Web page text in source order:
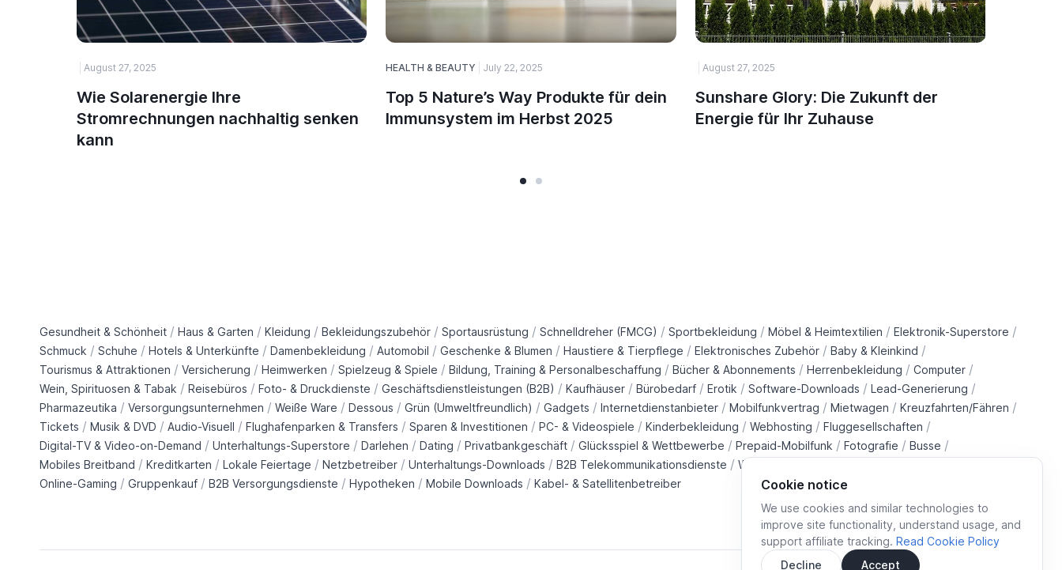
Cookie notice
We use cookies and similar technologies to
improve site functionality, understand usage, and
support affiliate tracking. Read Cookie Policy
Decline
Accept
August 27, 2025
Wie Solarenergie Ihre
Stromrechnungen nachhaltig senken
kann
HEALTH & BEAUTY July 22, 2025
Top 5 Nature’s Way Produkte für dein
Immunsystem im Herbst 2025
August 27, 2025
Sunshare Glory: Die Zukunft der
Energie für Ihr Zuhause
Gesundheit & Schönheit / Haus & Garten / Kleidung / Bekleidungszubehör / Sportausrüstung / Schnelldreher (FMCG) / Sportbekleidung / Möbel & Heimtextilien / Elektronik-Superstore /
Schmuck / Schuhe / Hotels & Unterkünfte / Damenbekleidung / Automobil / Geschenke & Blumen / Haustiere & Tierpflege / Elektronisches Zubehör / Baby & Kleinkind /
Tourismus & Attraktionen / Versicherung / Heimwerken / Spielzeug & Spiele / Bildung, Training & Personalbeschaffung / Bücher & Abonnements / Herrenbekleidung / Computer /
Wein, Spirituosen & Tabak / Reisebüros / Foto- & Druckdienste / Geschäftsdienstleistungen (B2B) / Kaufhäuser / Bürobedarf / Erotik / Software-Downloads / Lead-Generierung /
Pharmazeutika / Versorgungsunternehmen / Weiße Ware / Dessous / Grün (Umweltfreundlich) / Gadgets / Internetdienstanbieter / Mobilfunkvertrag / Mietwagen / Kreuzfahrten/Fähren /
Tickets / Musik & DVD / Audio-Visuell / Flughafenparken & Transfers / Sparen & Investitionen / PC- & Videospiele / Kinderbekleidung / Webhosting / Fluggesellschaften /
Digital-TV & Video-on-Demand / Unterhaltungs-Superstore / Darlehen / Dating / Privatbankgeschäft / Glücksspiel & Wettbewerbe / Prepaid-Mobilfunk / Fotografie / Busse /
Mobiles Breitband / Kreditkarten / Lokale Feiertage / Netzbetreiber / Unterhaltungs-Downloads / B2B Telekommunikationsdienste / Wohltätigkeitsorganisationen
Online-Gaming / Gruppenkauf / B2B Versorgungsdienste / Hypotheken / Mobile Downloads / Kabel- & Satellitenbetreiber